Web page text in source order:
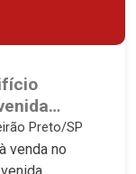
Preto/SP
venda no